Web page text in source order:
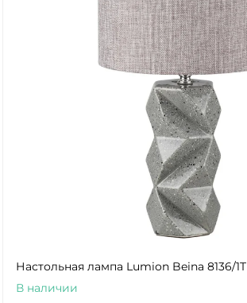
Настольная лампа Lumion Beina 8136/1T
В наличии